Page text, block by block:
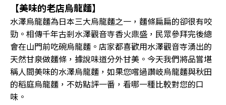
【美味的老店烏龍麵】
水澤烏龍麵為日本三大烏龍麵之一，麵條扁扁的卻很有咬
勁。相傳千年古剎水澤觀音寺香火鼎盛，民眾參拜完後總
會在山門前吃碗烏龍麵。店家都喜歡用水澤觀音寺湧出的
天然甘泉做麵條，據說味道分外甘美。今天我們將品嘗堪
稱人間美味的水澤烏龍麵，如果您嚐過讚岐烏龍麵與秋田
的稻庭烏龍麵，不妨點評一番，看哪一種比較對您的口
味。